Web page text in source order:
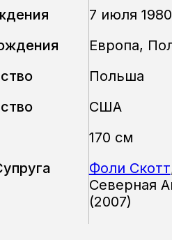
7 июля
Европа,
Польша
США
170 см
Фоли Скотт
Северная
(2007)